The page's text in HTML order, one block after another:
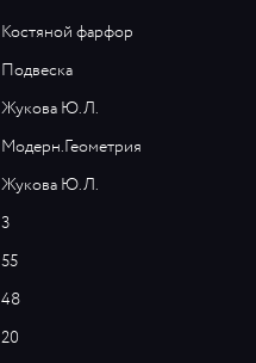
Костяной фарфор
Подвеска
Жукова Ю.Л.
Модерн.Геометрия
Жукова Ю.Л.
3
55
48
20